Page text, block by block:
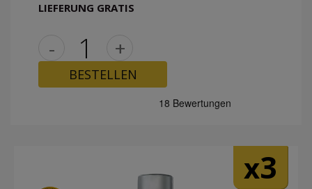
LIEFERUNG GRATIS
- +
BESTELLEN
x3